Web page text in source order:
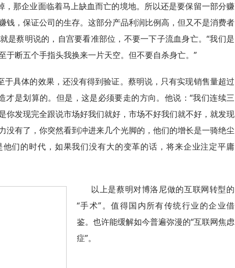
，那企业面临着马上缺血而亡的境地。所以还是要保留一部分赚
钱，保证公司的生存。这部分产品利润比例高，但又不是消费者
是蔡明说的，自宫要看准部位，不要一下子流血身亡。“我们是
于断五个手指头我换来一片天空。但不要自杀身亡。”
于具体的效果，还没有得到验证。蔡明说，只有实现销售量超过
才是划算的。但是，这是必须要走的方向。他说：“我们连续三
你发现完全跟说市场好我们就好，市场不好我们就不好，就发现
没有了，你突然看到冲进来几个光脚的，他们的增长是一骑绝尘
们的时代，如果我们没有大的变革的话，将来企业注定平庸
以上是蔡明对博洛尼做的互联网转型的
“手术”。值得国内所有传统行业的企业借
鉴。也许能缓解如今普遍弥漫的“互联网焦虑
症”。